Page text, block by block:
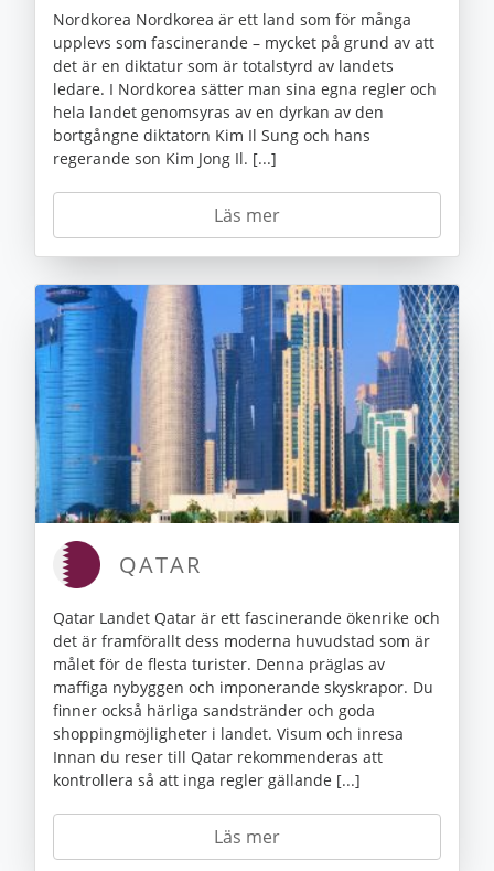
Nordkorea Nordkorea är ett land som för många
upplevs som fascinerande – mycket på grund av att
det är en diktatur som är totalstyrd av landets
ledare. I Nordkorea sätter man sina egna regler och
hela landet genomsyras av en dyrkan av den
bortgångne diktatorn Kim Il Sung och hans
regerande son Kim Jong Il. [...]
Läs mer
QATAR
Qatar Landet Qatar är ett fascinerande ökenrike och
det är framförallt dess moderna huvudstad som är
målet för de flesta turister. Denna präglas av
maffiga nybyggen och imponerande skyskrapor. Du
finner också härliga sandstränder och goda
shoppingmöjligheter i landet. Visum och inresa
Innan du reser till Qatar rekommenderas att
kontrollera så att inga regler gällande [...]
Läs mer